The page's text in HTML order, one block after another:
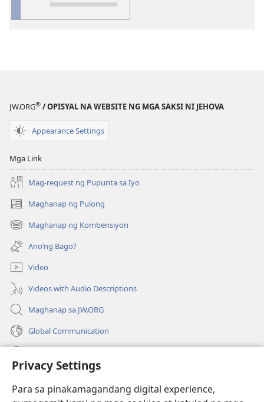
Privacy Settings
Para sa pinakamagandang digital experience,
JW.ORG® / OPISYAL NA WEBSITE NG MGA SAKSI NI JEHOVA
Appearance Settings
Mga Link
Mag-request ng Pupunta sa Iyo
Maghanap ng Pulong
(may
bubukas
na
bagong
window)
Maghanap ng Kombensiyon
(may
bubukas
na
bagong
window)
Ano’ng Bago?
Video
Videos with Audio Descriptions
Maghanap sa JW.ORG
Global Communication
(may